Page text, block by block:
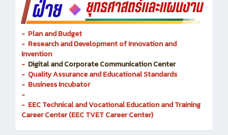
- Plan and Budget
- Research and Development of Innovation and
Invention
- Digital and Corporate Communication Center
- Quality Assurance and Educational Standards
- Business Incubator
-
- EEC Technical and Vocational Education and Training
Career Center (EEC TVET Career Center)